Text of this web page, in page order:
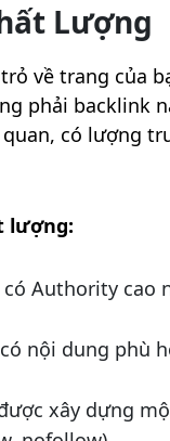
Lượng
về trang của
phải backlink
có lượng
lượng:
Authority cao
nội dung phù
xây dựng